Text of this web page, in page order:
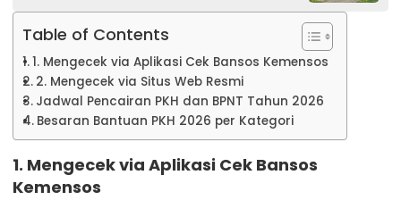
Table of Contents
1. Mengecek via Aplikasi Cek Bansos Kemensos
2. Mengecek via Situs Web Resmi
Jadwal Pencairan PKH dan BPNT Tahun 2026
Besaran Bantuan PKH 2026 per Kategori
1. Mengecek via Aplikasi Cek Bansos
Kemensos